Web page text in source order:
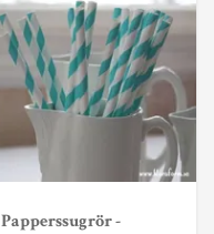
Papperssugrör -